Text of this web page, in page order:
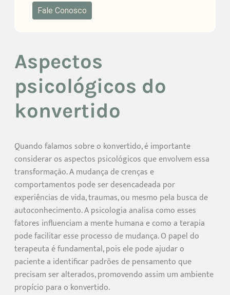
Fale Conosco
Aspectos
psicológicos do
konvertido
Quando falamos sobre o konvertido, é importante
considerar os aspectos psicológicos que envolvem essa
transformação. A mudança de crenças e
comportamentos pode ser desencadeada por
experiências de vida, traumas, ou mesmo pela busca de
autoconhecimento. A psicologia analisa como esses
fatores influenciam a mente humana e como a terapia
pode facilitar esse processo de mudança. O papel do
terapeuta é fundamental, pois ele pode ajudar o
paciente a identificar padrões de pensamento que
precisam ser alterados, promovendo assim um ambiente
propício para o konvertido.